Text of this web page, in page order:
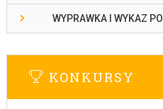
WYPRAWKA I WYKAZ
KONKURSY